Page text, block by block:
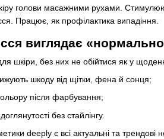
голови масажними рухами.
Працює, як профілактика випадіння.
виглядає
шкіри, без них не обійтися як у
шкоду від щітки, фена й сонця;
після фарбування;
без стайлінгу.
deeply є всі актуальні та